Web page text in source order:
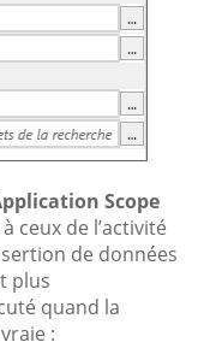
Scope
ceux de l’activité
de données
plus
quand la
: